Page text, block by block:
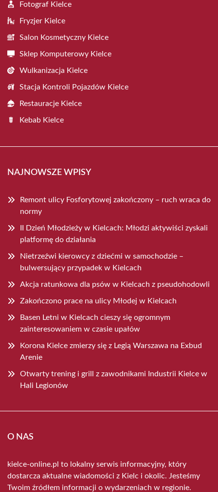
Fotograf Kielce
Fryzjer Kielce
Salon Kosmetyczny Kielce
Sklep Komputerowy Kielce
Wulkanizacja Kielce
Stacja Kontroli Pojazdów Kielce
Restauracje Kielce
Kebab Kielce
NAJNOWSZE WPISY
Remont ulicy Fosforytowej zakończony – ruch wraca do
normy
II Dzień Młodzieży w Kielcach: Młodzi aktywiści zyskali
platformę do działania
Nietrzeźwi kierowcy z dziećmi w samochodzie –
bulwersujący przypadek w Kielcach
Akcja ratunkowa dla psów w Kielcach z pseudohodowli
Zakończono prace na ulicy Młodej w Kielcach
Basen Letni w Kielcach cieszy się ogromnym
zainteresowaniem w czasie upałów
Korona Kielce zmierzy się z Legią Warszawa na Exbud
Arenie
Otwarty trening i grill z zawodnikami Industrii Kielce w
Hali Legionów
O NAS
kielce-online.pl to lokalny serwis informacyjny, który
dostarcza aktualne wiadomości z Kielc i okolic. Jesteśmy
Twoim źródłem informacji o wydarzeniach w regionie.